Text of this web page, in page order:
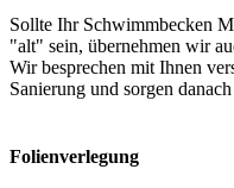
Sollte Ihr Schwimmbecken
"alt" sein, übernehmen wir
Wir besprechen mit Ihnen
Sanierung und sorgen
Folienverlegung